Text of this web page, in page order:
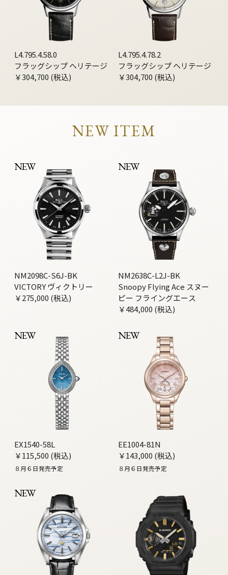
L4.795.4.58.0
フラッグシップ ヘリテージ
￥304,700 (税込)
L4.795.4.78.2
フラッグシップ ヘリテージ
￥304,700 (税込)
NEW ITEM
NEW
NM2098C-S6J-BK
VICTORY ヴィクトリー
￥275,000 (税込)
NEW
NM2638C-L2J-BK
Snoopy Flying Ace スヌー
ピー フライングエース
￥484,000 (税込)
NEW
EX1540-58L
￥115,500 (税込)
８月６日発売予定
NEW
EE1004-81N
￥143,000 (税込)
８月６日発売予定
NEW